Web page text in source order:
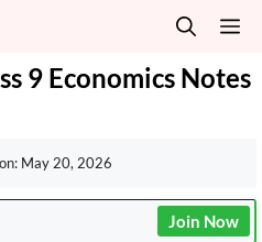
9 Economics Notes
May 20, 2026
Join Now